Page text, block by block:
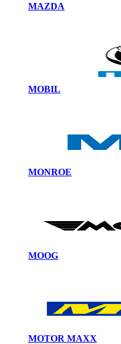
MAZDA
MOBIL
MONROE
MOOG
MOTOR MAXX